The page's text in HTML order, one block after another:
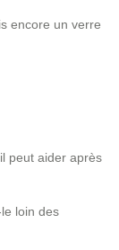
encore un verre
peut aider après
loin des